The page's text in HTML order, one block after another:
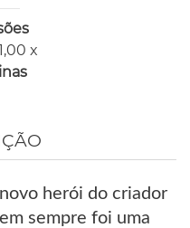
x
herói do criador
sempre foi uma